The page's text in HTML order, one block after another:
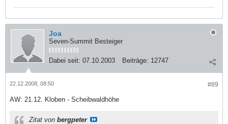
Joa
Seven-Summit Besteiger
Dabei seit: 07.10.2003 Beiträge: 12747
#89
22.12.2008, 08:50
AW: 21.12. Kloben - Scheibwaldhöhe
Zitat von bergpeter